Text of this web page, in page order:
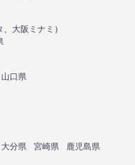
大阪ミナミ ）
山口県
大分県 宮崎県
鹿児島県